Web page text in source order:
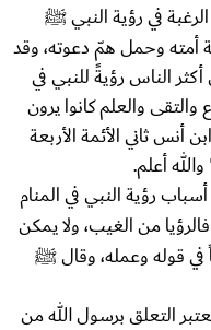
في رؤية النبي ﷺ
أمته وحمل همّ دعوته، وقد
الناس رؤيةً للنبي في
والعلم كانوا يرون
أنس ثاني الأئمة الأربعة
أعلم.
رؤية النبي في المنام
فالرؤيا من الغيب، ولا يمكن
في قوله وعمله، وقال ﷺ
التعلق برسول الله من